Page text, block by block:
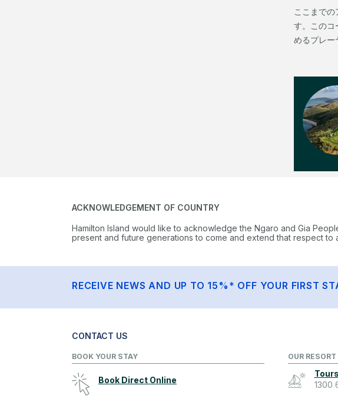
ここまで
す。このコ
めるプレー
ACKNOWLEDGEMENT OF COUNTRY
Hamilton Island would like to acknowledge the Ngaro and Gia
present and future generations to come and extend that respect to
RECEIVE NEWS AND UP TO 15%* OFF YOUR FIRST
CONTACT US
BOOK YOUR STAY
Book Direct Online
OUR RESORT
1300